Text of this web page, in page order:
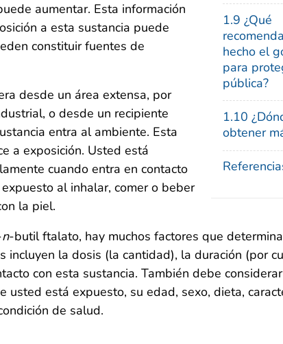
1.9 ¿Qué
hecho el
para
pública?
1.10
obtener
aumentar. Esta información
a esta sustancia puede
constituir fuentes de
desde un área extensa, por
o desde un recipiente
entra al ambiente. Esta
a exposición. Usted está
cuando entra en contacto
al inhalar, comer o beber
la piel.
n-butil ftalato, hay muchos factores que
incluyen la dosis (la cantidad), la duración (por
con esta sustancia. También debe
usted está expuesto, su edad, sexo, dieta,
de salud.